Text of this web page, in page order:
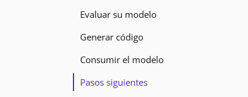
Evaluar su modelo
Generar código
Consumir el modelo
Pasos siguientes